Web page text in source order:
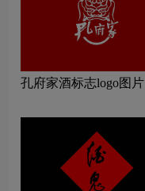
孔府家酒标志logo图片